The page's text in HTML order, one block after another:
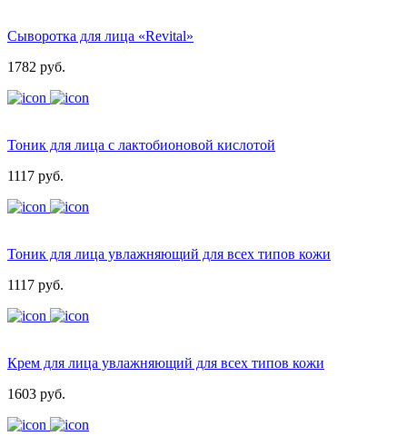
Cыворотка для лица «Revital»
1782 руб.
Тоник для лица с лактобионовой кислотой
1117 руб.
Тоник для лица увлажняющий для всех типов кожи
1117 руб.
Крем для лица увлажняющий для всех типов кожи
1603 руб.